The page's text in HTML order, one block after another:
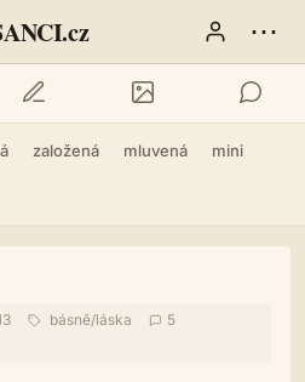
⋯
založená mluvená mini
básně/láska
5